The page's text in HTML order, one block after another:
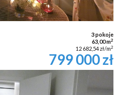
3 pokoje
63,00 m2
12 682,54 zł/m2
799 000 zł